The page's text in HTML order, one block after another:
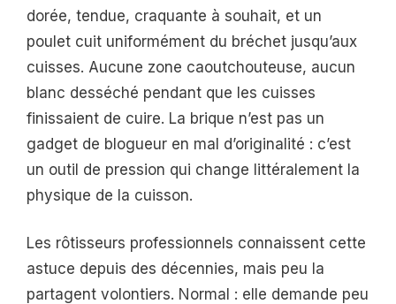
dorée, tendue, craquante à souhait, et un
poulet cuit uniformément du bréchet jusqu’aux
cuisses. Aucune zone caoutchouteuse, aucun
blanc desséché pendant que les cuisses
finissaient de cuire. La brique n’est pas un
gadget de blogueur en mal d’originalité : c’est
un outil de pression qui change littéralement la
physique de la cuisson.
Les rôtisseurs professionnels connaissent cette
astuce depuis des décennies, mais peu la
partagent volontiers. Normal : elle demande peu